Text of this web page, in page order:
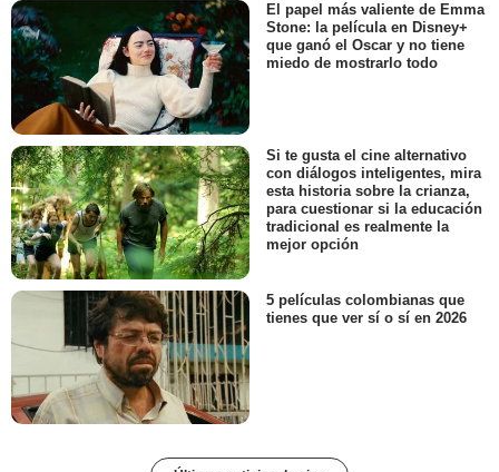
El papel más valiente de Emma
Stone: la película en Disney+
que ganó el Oscar y no tiene
miedo de mostrarlo todo
Si te gusta el cine alternativo
con diálogos inteligentes, mira
esta historia sobre la crianza,
para cuestionar si la educación
tradicional es realmente la
mejor opción
5 películas colombianas que
tienes que ver sí o sí en 2026